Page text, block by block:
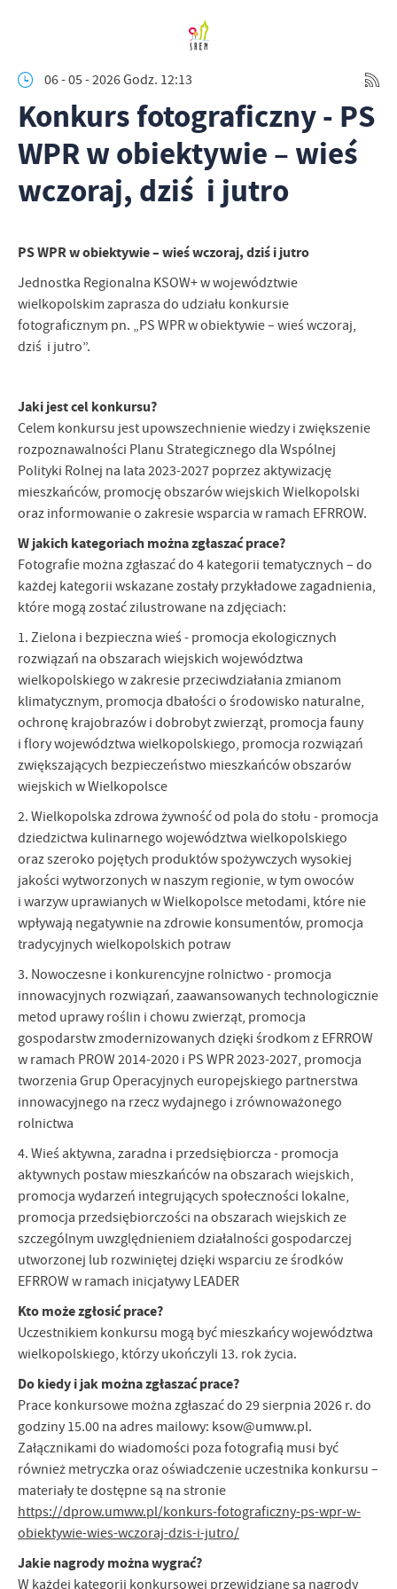
06 - 05 - 2026 Godz. 12:13
Konkurs fotograficzny - PS
WPR w obiektywie – wieś
wczoraj, dziś i jutro
PS WPR w obiektywie – wieś wczoraj, dziś i jutro
Jednostka Regionalna KSOW+ w województwie
wielkopolskim zaprasza do udziału konkursie
fotograficznym pn. „PS WPR w obiektywie – wieś wczoraj,
dziś i jutro”.
Jaki jest cel konkursu?
Celem konkursu jest upowszechnienie wiedzy i zwiększenie
rozpoznawalności Planu Strategicznego dla Wspólnej
Polityki Rolnej na lata 2023-2027 poprzez aktywizację
mieszkańców, promocję obszarów wiejskich Wielkopolski
oraz informowanie o zakresie wsparcia w ramach EFRROW.
W jakich kategoriach można zgłaszać prace?
Fotografie można zgłaszać do 4 kategorii tematycznych – do
każdej kategorii wskazane zostały przykładowe zagadnienia,
które mogą zostać zilustrowane na zdjęciach:
1. Zielona i bezpieczna wieś - promocja ekologicznych
rozwiązań na obszarach wiejskich województwa
wielkopolskiego w zakresie przeciwdziałania zmianom
klimatycznym, promocja dbałości o środowisko naturalne,
ochronę krajobrazów i dobrobyt zwierząt, promocja fauny
i flory województwa wielkopolskiego, promocja rozwiązań
zwiększających bezpieczeństwo mieszkańców obszarów
wiejskich w Wielkopolsce
2. Wielkopolska zdrowa żywność od pola do stołu - promocja
dziedzictwa kulinarnego województwa wielkopolskiego
oraz szeroko pojętych produktów spożywczych wysokiej
jakości wytworzonych w naszym regionie, w tym owoców
i warzyw uprawianych w Wielkopolsce metodami, które nie
wpływają negatywnie na zdrowie konsumentów, promocja
tradycyjnych wielkopolskich potraw
3. Nowoczesne i konkurencyjne rolnictwo - promocja
innowacyjnych rozwiązań, zaawansowanych technologicznie
metod uprawy roślin i chowu zwierząt, promocja
gospodarstw zmodernizowanych dzięki środkom z EFRROW
w ramach PROW 2014-2020 i PS WPR 2023-2027, promocja
tworzenia Grup Operacyjnych europejskiego partnerstwa
innowacyjnego na rzecz wydajnego i zrównoważonego
rolnictwa
4. Wieś aktywna, zaradna i przedsiębiorcza - promocja
aktywnych postaw mieszkańców na obszarach wiejskich,
promocja wydarzeń integrujących społeczności lokalne,
promocja przedsiębiorczości na obszarach wiejskich ze
szczególnym uwzględnieniem działalności gospodarczej
utworzonej lub rozwiniętej dzięki wsparciu ze środków
EFRROW w ramach inicjatywy LEADER
Kto może zgłosić prace?
Uczestnikiem konkursu mogą być mieszkańcy województwa
wielkopolskiego, którzy ukończyli 13. rok życia.
Do kiedy i jak można zgłaszać prace?
Prace konkursowe można zgłaszać do 29 sierpnia 2026 r. do
godziny 15.00 na adres mailowy: ksow@umww.pl.
Załącznikami do wiadomości poza fotografią musi być
również metryczka oraz oświadczenie uczestnika konkursu –
materiały te dostępne są na stronie
https://dprow.umww.pl/konkurs-fotograficzny-ps-wpr-w-
obiektywie-wies-wczoraj-dzis-i-jutro/
Jakie nagrody można wygrać?
W każdej kategorii konkursowej przewidziane są nagrody